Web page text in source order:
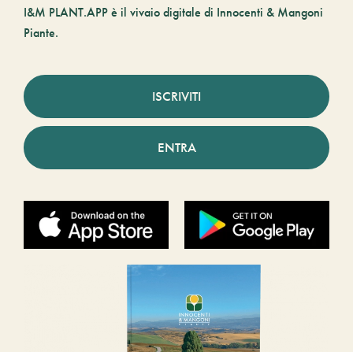
I&M PLANT.APP è il vivaio digitale di Innocenti & Mangoni
Piante.
ISCRIVITI
ENTRA